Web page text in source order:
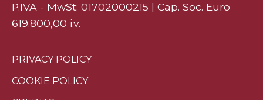
P.IVA - MwSt: 01702000215 | Cap. Soc. Euro
619.800,00 i.v.
PRIVACY POLICY
COOKIE POLICY